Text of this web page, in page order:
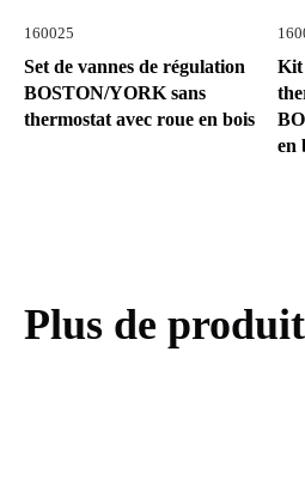
160025
Set de vannes de régulation
BOSTON/YORK sans
thermostat avec roue en bois
Kit
en
Plus de